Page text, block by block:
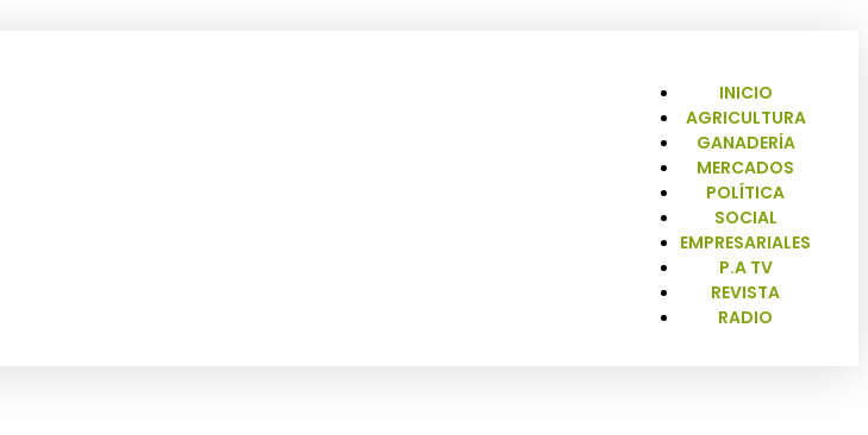
INICIO
AGRICULTURA
GANADERÍA
MERCADOS
POLÍTICA
SOCIAL
EMPRESARIALES
P.A TV
REVISTA
RADIO